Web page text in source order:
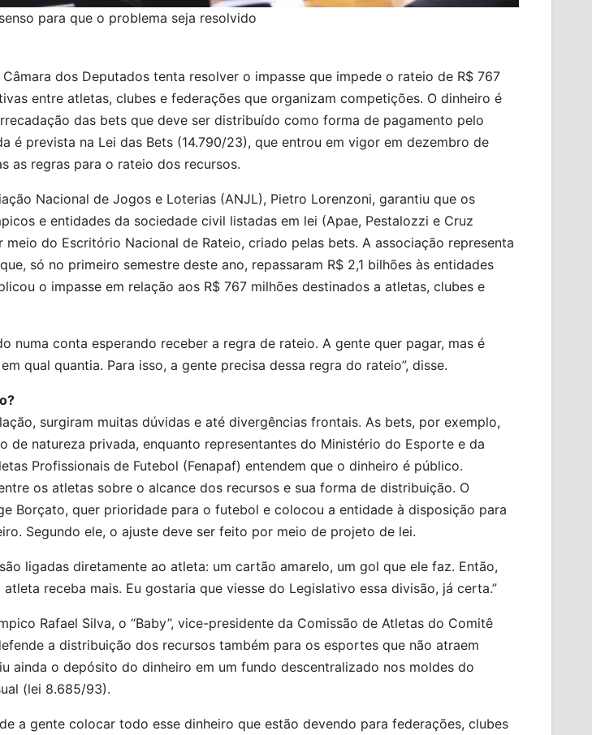
para que o problema seja resolvido
dos Deputados tenta resolver o impasse que impede o rateio de R$ 767
entre atletas, clubes e federações que organizam competições. O dinheiro é
das bets que deve ser distribuído como forma de pagamento pelo
é prevista na Lei das Bets (14.790/23), que entrou em vigor em dezembro de
as regras para o rateio dos recursos.
Nacional de Jogos e Loterias (ANJL), Pietro Lorenzoni, garantiu que os
e entidades da sociedade civil listadas em lei (Apae, Pestalozzi e Cruz
meio do Escritório Nacional de Rateio, criado pelas bets. A associação representa
só no primeiro semestre deste ano, repassaram R$ 2,1 bilhões às entidades
o impasse em relação aos R$ 767 milhões destinados a atletas, clubes e
numa conta esperando receber a regra de rateio. A gente quer pagar, mas é
qual quantia. Para isso, a gente precisa dessa regra do rateio”, disse.
surgiram muitas dúvidas e até divergências frontais. As bets, por exemplo,
de natureza privada, enquanto representantes do Ministério do Esporte e da
Profissionais de Futebol (Fenapaf) entendem que o dinheiro é público.
os atletas sobre o alcance dos recursos e sua forma de distribuição. O
Borçato, quer prioridade para o futebol e colocou a entidade à disposição para
Segundo ele, o ajuste deve ser feito por meio de projeto de lei.
ligadas diretamente ao atleta: um cartão amarelo, um gol que ele faz. Então,
receba mais. Eu gostaria que viesse do Legislativo essa divisão, já certa.”
Rafael Silva, o “Baby”, vice-presidente da Comissão de Atletas do Comitê
a distribuição dos recursos também para os esportes que não atraem
ainda o depósito do dinheiro em um fundo descentralizado nos moldes do
(lei 8.685/93).
a gente colocar todo esse dinheiro que estão devendo para federações, clubes